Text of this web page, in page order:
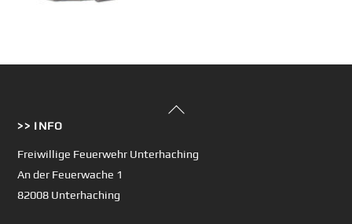
Back
>> INFO
Freiwillige Feuerwehr Unterhaching
An der Feuerwache 1
82008 Unterhaching